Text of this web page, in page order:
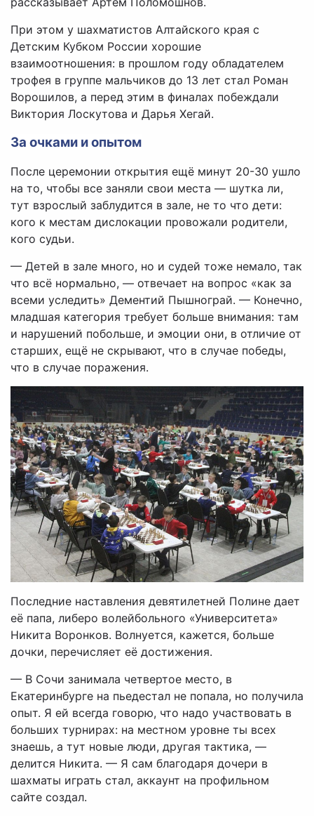
При этом у шахматистов Алтайского края с
Детским Кубком России хорошие
взаимоотношения: в прошлом году обладателем
трофея в группе мальчиков до 13 лет стал Роман
Ворошилов, а перед этим в финалах побеждали
Виктория Лоскутова и Дарья Хегай.
За очками и опытом
После церемонии открытия ещё минут 20-30 ушло
на то, чтобы все заняли свои места — шутка ли,
тут взрослый заблудится в зале, не то что дети:
кого к местам дислокации провожали родители,
кого судьи.
— Детей в зале много, но и судей тоже немало, так
что всё нормально, — отвечает на вопрос «как за
всеми уследить» Дементий Пышнограй. — Конечно,
младшая категория требует больше внимания: там
и нарушений побольше, и эмоции они, в отличие от
старших, ещё не скрывают, что в случае победы,
что в случае поражения.
Последние наставления девятилетней Полине дает
её папа, либеро волейбольного «Университета»
Никита Воронков. Волнуется, кажется, больше
дочки, перечисляет её достижения.
— В Сочи занимала четвертое место, в
Екатеринбурге на пьедестал не попала, но получила
опыт. Я ей всегда говорю, что надо участвовать в
больших турнирах: на местном уровне ты всех
знаешь, а тут новые люди, другая тактика, —
делится Никита. — Я сам благодаря дочери в
шахматы играть стал, аккаунт на профильном
сайте создал.